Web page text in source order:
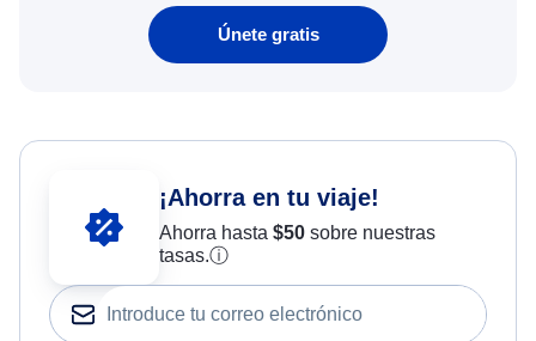
Únete gratis
¡Ahorra en tu viaje!
Ahorra hasta $50sobre nuestras
tasas.ⓘ